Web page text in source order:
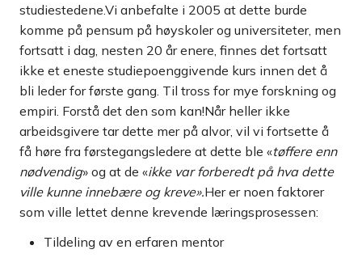
studiestedene.Vi anbefalte i 2005 at dette burde
komme på pensum på høyskoler og universiteter, men
fortsatt i dag, nesten 20 år enere, finnes det fortsatt
ikke et eneste studiepoenggivende kurs innen det å
bli leder for første gang. Til tross for mye forskning og
empiri. Forstå det den som kan!Når heller ikke
arbeidsgivere tar dette mer på alvor, vil vi fortsette å
få høre fra førstegangsledere at dette ble «tøffere enn
nødvendig» og at de «ikke var forberedt på hva dette
ville kunne innebære og kreve».Her er noen faktorer
som ville lettet denne krevende læringsprosessen:
Tildeling av en erfaren mentor